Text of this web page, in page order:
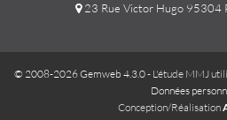
23 Rue Victor Hugo 95304
© 2008-2026 Gemweb 4.3.0- L'étude MMJ
Données
Conception/Réalisation